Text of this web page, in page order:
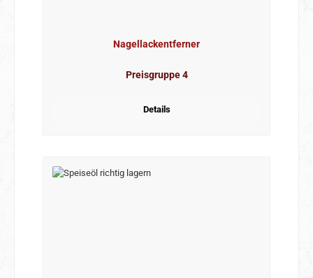
Nagellackentferner
Preisgruppe 4
Details